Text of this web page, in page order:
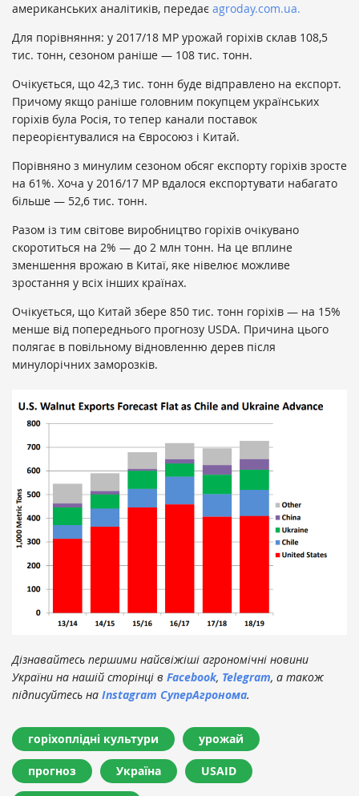
американських аналітиків, передає agroday.com.ua.
Для порівняння: у 2017/18 МР урожай горіхів склав 108,5
тис. тонн, сезоном раніше — 108 тис. тонн.
Очікується, що 42,3 тис. тонн буде відправлено на експорт.
Причому якщо раніше головним покупцем українських
горіхів була Росія, то тепер канали поставок
переорієнтувалися на Євросоюз і Китай.
Порівняно з минулим сезоном обсяг експорту горіхів зросте
на 61%. Хоча у 2016/17 МР вдалося експортувати набагато
більше — 52,6 тис. тонн.
Разом із тим світове виробництво горіхів очікувано
скоротиться на 2% — до 2 млн тонн. На це вплине
зменшення врожаю в Китаї, яке нівелює можливе
зростання у всіх інших країнах.
Очікується, що Китай збере 850 тис. тонн горіхів — на 15%
менше від попереднього прогнозу USDA. Причина цього
полягає в повільному відновленню дерев після
минулорічних заморозків.
Дізнавайтесь першими найсвіжіші агрономічні новини
України на нашій сторінці в Facebook, Telegram, а також
підписуйтесь на Instagram СуперАгронома.
горіхоплідні культури урожай
прогноз Україна USAID